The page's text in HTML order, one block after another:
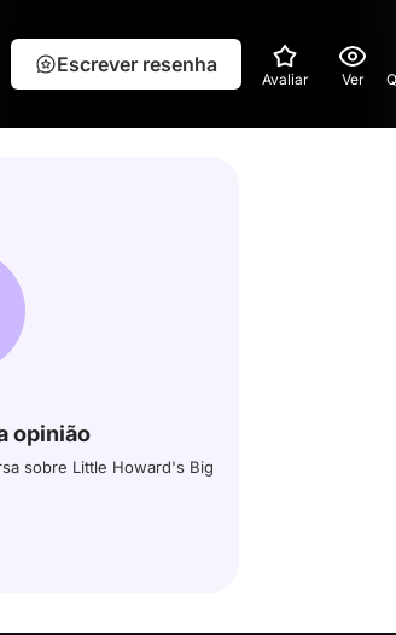
Escrever resenha
Avaliar Ver
opinião
sobre Little Howard's Big